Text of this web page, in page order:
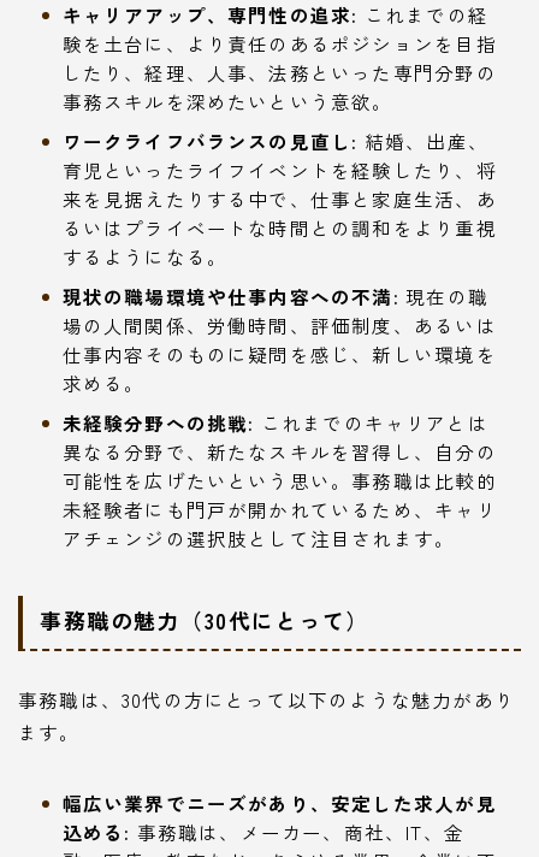
キャリアアップ、専門性の追求: これまでの経
験を土台に、より責任のあるポジションを目指
したり、経理、人事、法務といった専門分野の
事務スキルを深めたいという意欲。
ワークライフバランスの見直し: 結婚、出産、
育児といったライフイベントを経験したり、将
来を見据えたりする中で、仕事と家庭生活、あ
るいはプライベートな時間との調和をより重視
するようになる。
現状の職場環境や仕事内容への不満: 現在の職
場の人間関係、労働時間、評価制度、あるいは
仕事内容そのものに疑問を感じ、新しい環境を
求める。
未経験分野への挑戦: これまでのキャリアとは
異なる分野で、新たなスキルを習得し、自分の
可能性を広げたいという思い。事務職は比較的
未経験者にも門戸が開かれているため、キャリ
アチェンジの選択肢として注目されます。
事務職の魅力（30代にとって）
事務職は、30代の方にとって以下のような魅力があり
ます。
幅広い業界でニーズがあり、安定した求人が見
込める: 事務職は、メーカー、商社、IT、金